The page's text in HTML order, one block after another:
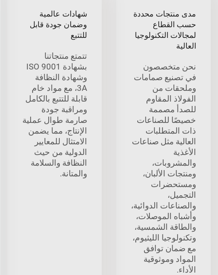
مدى منتجات محددة
حسب القطاع
لمجالات التكنولوجيا
العالية
نحن متخصصون
في تصنيع صمامات
وملحقات من
الفولاذ المقاوم
للصدأ مصممة
خصيصًا للصناعات
ذات المتطلبات
العالية مثل صناعات
الأغذية
والمشروبات،
ومنتجات الألبان،
ومستحضرات
التجميل،
والصناعات الدوائية،
وأشباه الموصلات،
والطاقة الشمسية،
وتكنولوجيا الليثيوم،
مع ضمان توافق
المواد وموثوقية
الأداء.
شهادات عالمية
وضمان جودة قابل
للتتبع
تتمتع منتجاتنا
بشهادة ISO 9001
وشهادة النظافة
3A، مع مواد خام
قابلة للتتبع بالكامل
ومراقبة جودة
صارمة طوال عملية
الإنتاج، مما يضمن
الامتثال للمعايير
الدولية من حيث
النظافة والسلامة
والمتانة.